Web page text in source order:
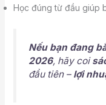
Học đúng từ đầu giúp
Nếu bạn đang
2026, hãy coi
đầu tiên – lợi